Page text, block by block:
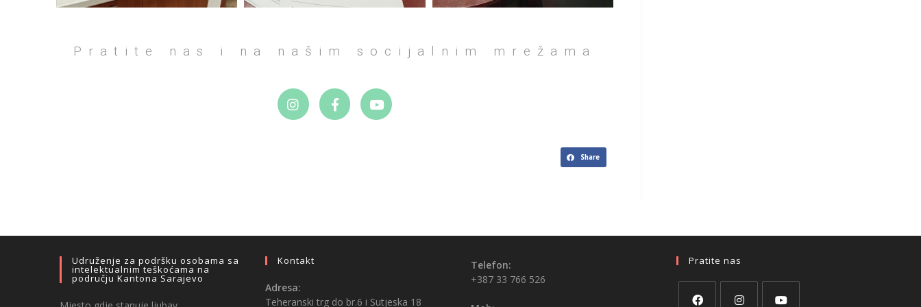
Pratite nas i na našim socijalnim mrežama
Share
Udruženje za podršku osobama sa
intelektualnim teškoćama na
području Kantona Sarajevo
Kontakt
Adresa:
Teheranski trg do br.6 i Sutjeska 18
Telefon:
+387 33 766 526
Pratite nas